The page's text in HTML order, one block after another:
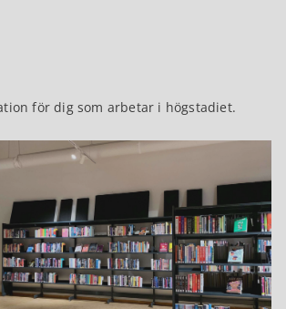
för dig som arbetar i högstadiet.